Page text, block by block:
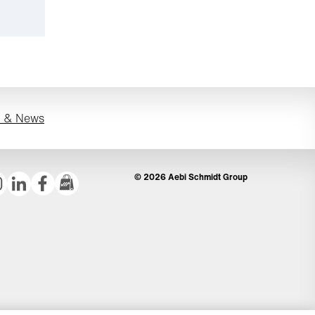
News
© 2026 Aebi Schmidt Group